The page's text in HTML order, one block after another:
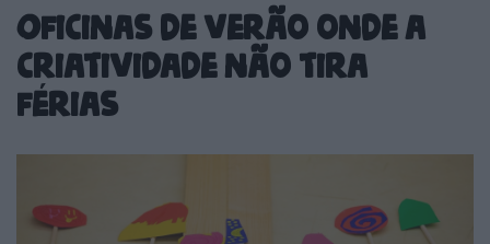
Oficinas de verão onde a
criatividade não tira
férias